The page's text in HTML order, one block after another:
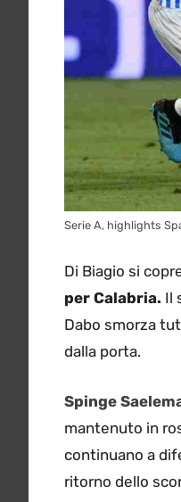
Serie A, highlights
Di Biagio si
per Calabria. Il
Dabo smorza
dalla porta.
Spinge
mantenuto in
continuano a
ritorno dello